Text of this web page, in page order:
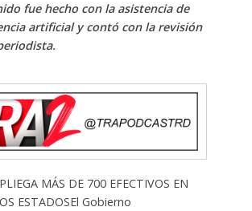
fue hecho con la asistencia de
artificial y contó con la revisión
MÁS DE 700 EFECTIVOS EN
ESTADOSEl Gobierno